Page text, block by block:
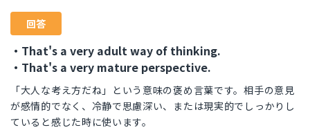
回答
・That's a very adult way of thinking.
・That's a very mature perspective.
「大人な考え方だね」という意味の褒め言葉です。相手の意見
が感情的でなく、冷静で思慮深い、または現実的でしっかりし
ていると感じた時に使います。